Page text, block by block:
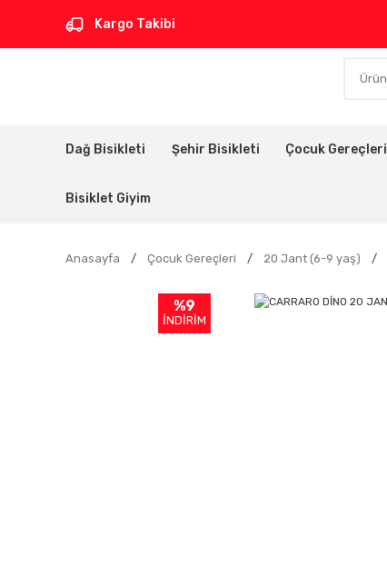
Kargo Takibi
Dağ Bisikleti Şehir Bisikleti Çocuk Gereçleri
Bisiklet Giyim
Anasayfa Çocuk Gereçleri 20 Jant (6-9 yaş)
%9
İNDİRİM